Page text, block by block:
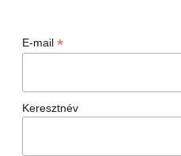
E-mail *
Keresztnév